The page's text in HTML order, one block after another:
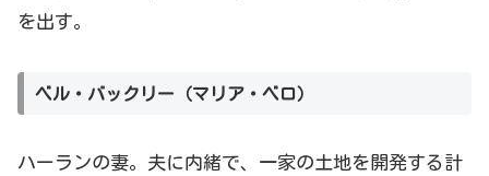
を出す。
ベル・バックリー（マリア・ベロ）
ハーランの妻。夫に内緒で、一家の土地を開発する計